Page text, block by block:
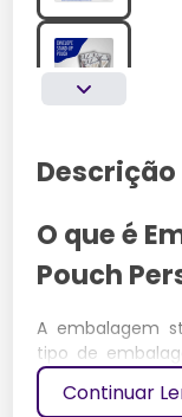
Descrição
O que é
Pouch
A embalagem
tipo de
capacidade
excelente
Continuar